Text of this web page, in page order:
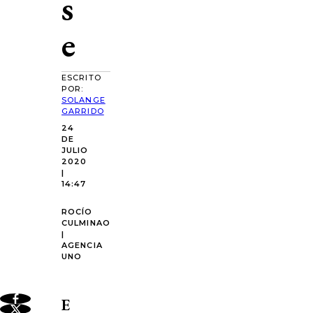
e
ESCRITO
POR:
SOLANGE
GARRIDO
24
DE
JULIO
2020
|
14:47
ROCÍO
CULMINAO
|
AGENCIA
UNO
E